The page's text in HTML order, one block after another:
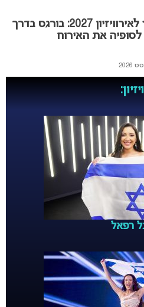
המירוץ לאירוויזיון 2027: בורגס בדרך
את האירוח
רפאל